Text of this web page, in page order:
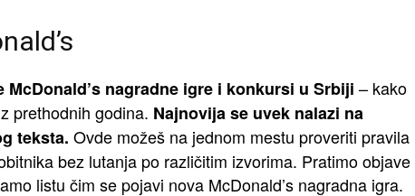
McDonald’s nagradne igre i konkursi u Srbiji – kako
prethodnih godina. Najnovija se uvek nalazi na
teksta. Ovde možeš na jednom mestu proveriti pravila
bez lutanja po različitim izvorima. Pratimo objave
listu čim se pojavi nova McDonald’s nagradna igra.